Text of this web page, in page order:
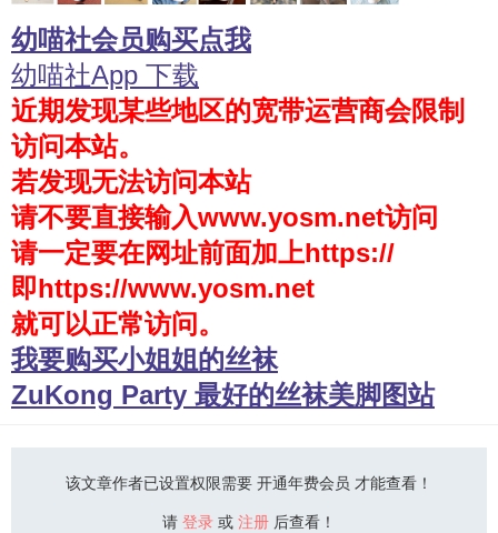
木花琳琳是勇者
木花琳琳是勇者写真 木花琳琳是勇者视频
风之领域
喵写真
轻兰映画
少女秩序
会员购买
幼喵社App
幼喵社会员购买点我
幼喵社App 下载
近期发现某些地区的宽带运营商会限制
访问本站。
若发现无法访问本站
请不要直接输入www.yosm.net访问
请一定要在网址前面加上https://
即https://www.yosm.net
就可以正常访问。
我要购买小姐姐的丝袜
ZuKong Party 最好的丝袜美脚图站
该文章作者已设置权限需要 开通年费会员 才能查看！
请 登录 或 注册 后查看！